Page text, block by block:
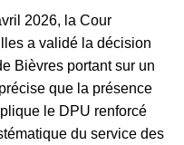
2026, la Cour
a validé la décision
Bièvres portant sur un
que la présence
le DPU renforcé
du service des